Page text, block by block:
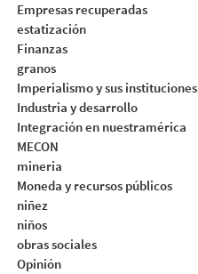
Empresas recuperadas
estatización
Finanzas
granos
Imperialismo y sus instituciones
Industria y desarrollo
Integración en nuestramérica
MECON
mineria
Moneda y recursos públicos
niñez
niños
obras sociales
Opinión